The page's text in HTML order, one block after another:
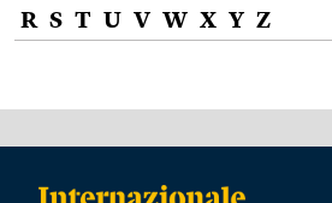
R S T U V W X Y Z